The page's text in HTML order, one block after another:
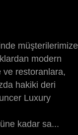
müşterilerimize
modern
ve restoranlara,
hakiki deri
Luxury
kadar sa...